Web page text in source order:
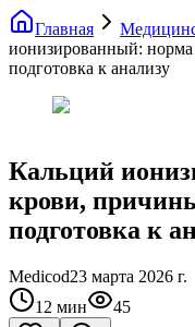
Главная
ионизированный:
подготовка к анализу
Кальций
крови,
подготовка к
Medicod23 марта 2026 г.
12 мин 45